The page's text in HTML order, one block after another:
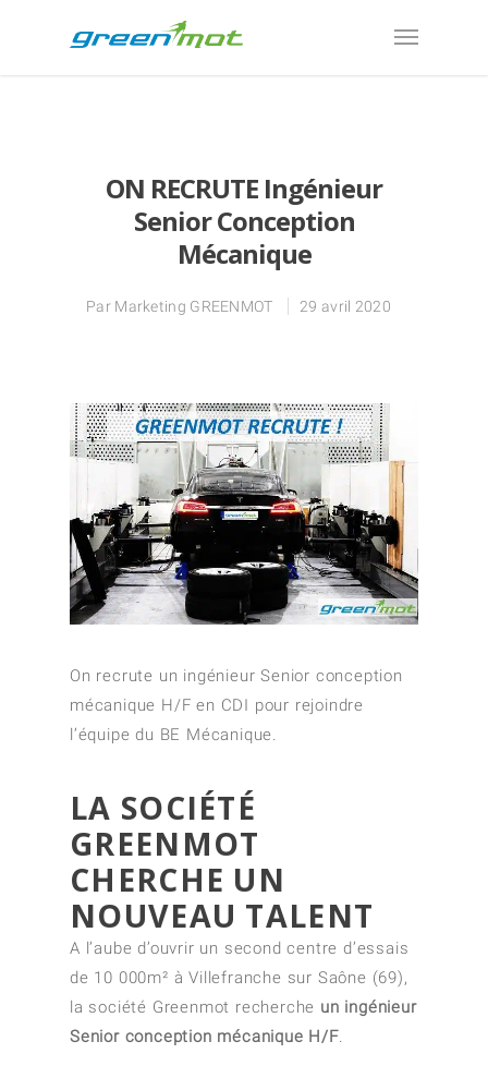
ON RECRUTE Ingénieur
Senior Conception
Mécanique
Par Marketing GREENMOT 29 avril 2020
On recrute un ingénieur Senior conception
mécanique H/F en CDI pour rejoindre
l’équipe du BE Mécanique.
LA SOCIÉTÉ
GREENMOT
CHERCHE UN
NOUVEAU TALENT
A l’aube d’ouvrir un second centre d’essais
de 10 000m² à Villefranche sur Saône (69),
la société Greenmot recherche un ingénieur
Senior conception mécanique H/F.